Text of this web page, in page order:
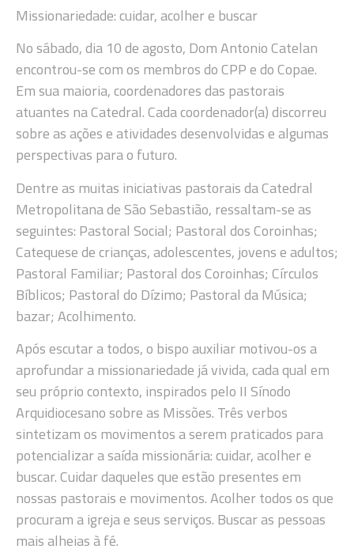
Missionariedade: cuidar, acolher e buscar
No sábado, dia 10 de agosto, Dom Antonio Catelan
encontrou-se com os membros do CPP e do Copae.
Em sua maioria, coordenadores das pastorais
atuantes na Catedral. Cada coordenador(a) discorreu
sobre as ações e atividades desenvolvidas e algumas
perspectivas para o futuro.
Dentre as muitas iniciativas pastorais da Catedral
Metropolitana de São Sebastião, ressaltam-se as
seguintes: Pastoral Social; Pastoral dos Coroinhas;
Catequese de crianças, adolescentes, jovens e adultos;
Pastoral Familiar; Pastoral dos Coroinhas; Círculos
Bíblicos; Pastoral do Dízimo; Pastoral da Música;
bazar; Acolhimento.
Após escutar a todos, o bispo auxiliar motivou-os a
aprofundar a missionariedade já vivida, cada qual em
seu próprio contexto, inspirados pelo II Sínodo
Arquidiocesano sobre as Missões. Três verbos
sintetizam os movimentos a serem praticados para
potencializar a saída missionária: cuidar, acolher e
buscar. Cuidar daqueles que estão presentes em
nossas pastorais e movimentos. Acolher todos os que
procuram a igreja e seus serviços. Buscar as pessoas
mais alheias à fé.